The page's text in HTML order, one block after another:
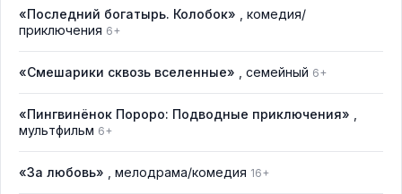
«Последний богатырь. Колобок»
, комедия/
приключения 6+
«Смешарики сквозь вселенные» , семейный 6+
«Пингвинёнок Пороро: Подводные приключения»
мультфильм 6+
«За любовь» , мелодрама/комедия 16+